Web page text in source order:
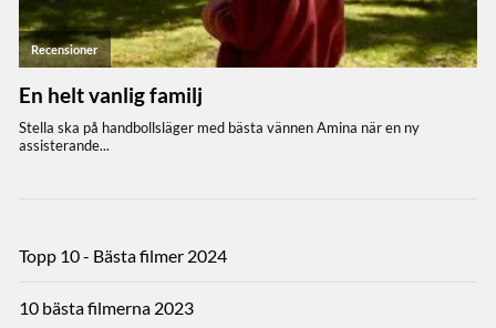
Topp 10 - Bästa filmer 2024
10 bästa filmerna 2023